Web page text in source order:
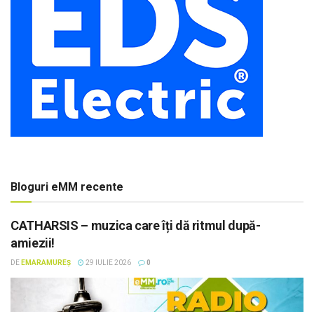
Bloguri eMM recente
CATHARSIS – muzica care îți dă ritmul după-
amiezii!
DE EMARAMUREȘ 29 IULIE 2026 0